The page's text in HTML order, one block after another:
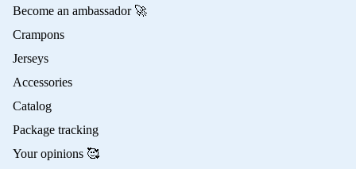
Become an ambassador 🚀
Crampons
Jerseys
Accessories
Catalog
Package tracking
Your opinions 🥰